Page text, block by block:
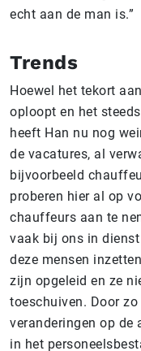
echt aan de man is.”
Trends
Hoewel het tekort
oploopt en het
heeft Han nu nog
de vacatures, al
bijvoorbeeld
proberen hier al op
chauffeurs aan te
vaak bij ons in
deze mensen
zijn opgeleid en ze
toeschuiven. Door
veranderingen op de
in het